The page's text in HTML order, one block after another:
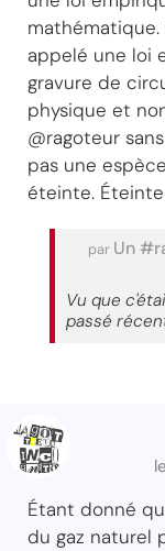
appelé une loi
gravure de
physique et
@ragoteur
pas une
éteinte.
par Un
Vu que
passé
Étant donné
du gaz naturel